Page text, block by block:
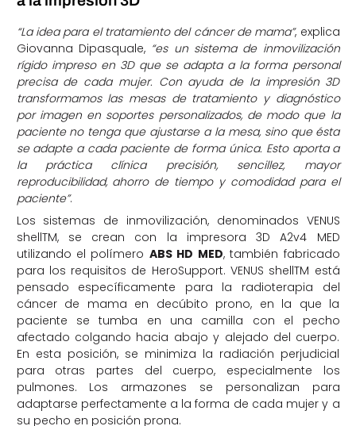
“La idea para el tratamiento del cáncer de mama”, explica
Giovanna Dipasquale, “es un sistema de inmovilización
rígido impreso en 3D que se adapta a la forma personal
precisa de cada mujer. Con ayuda de la impresión 3D
transformamos las mesas de tratamiento y diagnóstico
por imagen en soportes personalizados, de modo que la
paciente no tenga que ajustarse a la mesa, sino que ésta
se adapte a cada paciente de forma única. Esto aporta a
la práctica clínica precisión, sencillez, mayor
reproducibilidad, ahorro de tiempo y comodidad para el
paciente”.
Los sistemas de inmovilización, denominados VENUS
shellTM, se crean con la impresora 3D A2v4 MED
utilizando el polímero ABS HD MED, también fabricado
para los requisitos de HeroSupport. VENUS shellTM está
pensado específicamente para la radioterapia del
cáncer de mama en decúbito prono, en la que la
paciente se tumba en una camilla con el pecho
afectado colgando hacia abajo y alejado del cuerpo.
En esta posición, se minimiza la radiación perjudicial
para otras partes del cuerpo, especialmente los
pulmones. Los armazones se personalizan para
adaptarse perfectamente a la forma de cada mujer y a
su pecho en posición prona.